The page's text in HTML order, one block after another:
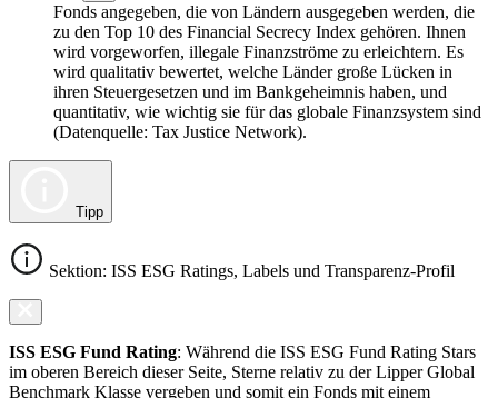
Fonds angegeben, die von Ländern ausgegeben werden, die
zu den Top 10 des Financial Secrecy Index gehören. Ihnen
wird vorgeworfen, illegale Finanzströme zu erleichtern. Es
wird qualitativ bewertet, welche Länder große Lücken in
ihren Steuergesetzen und im Bankgeheimnis haben, und
quantitativ, wie wichtig sie für das globale Finanzsystem sind
(Datenquelle: Tax Justice Network).
Tipp
Sektion: ISS ESG Ratings, Labels und Transparenz-Profil
ISS ESG Fund Rating: Während die ISS ESG Fund Rating Stars
im oberen Bereich dieser Seite, Sterne relativ zu der Lipper Global
Benchmark Klasse vergeben und somit ein Fonds mit einem